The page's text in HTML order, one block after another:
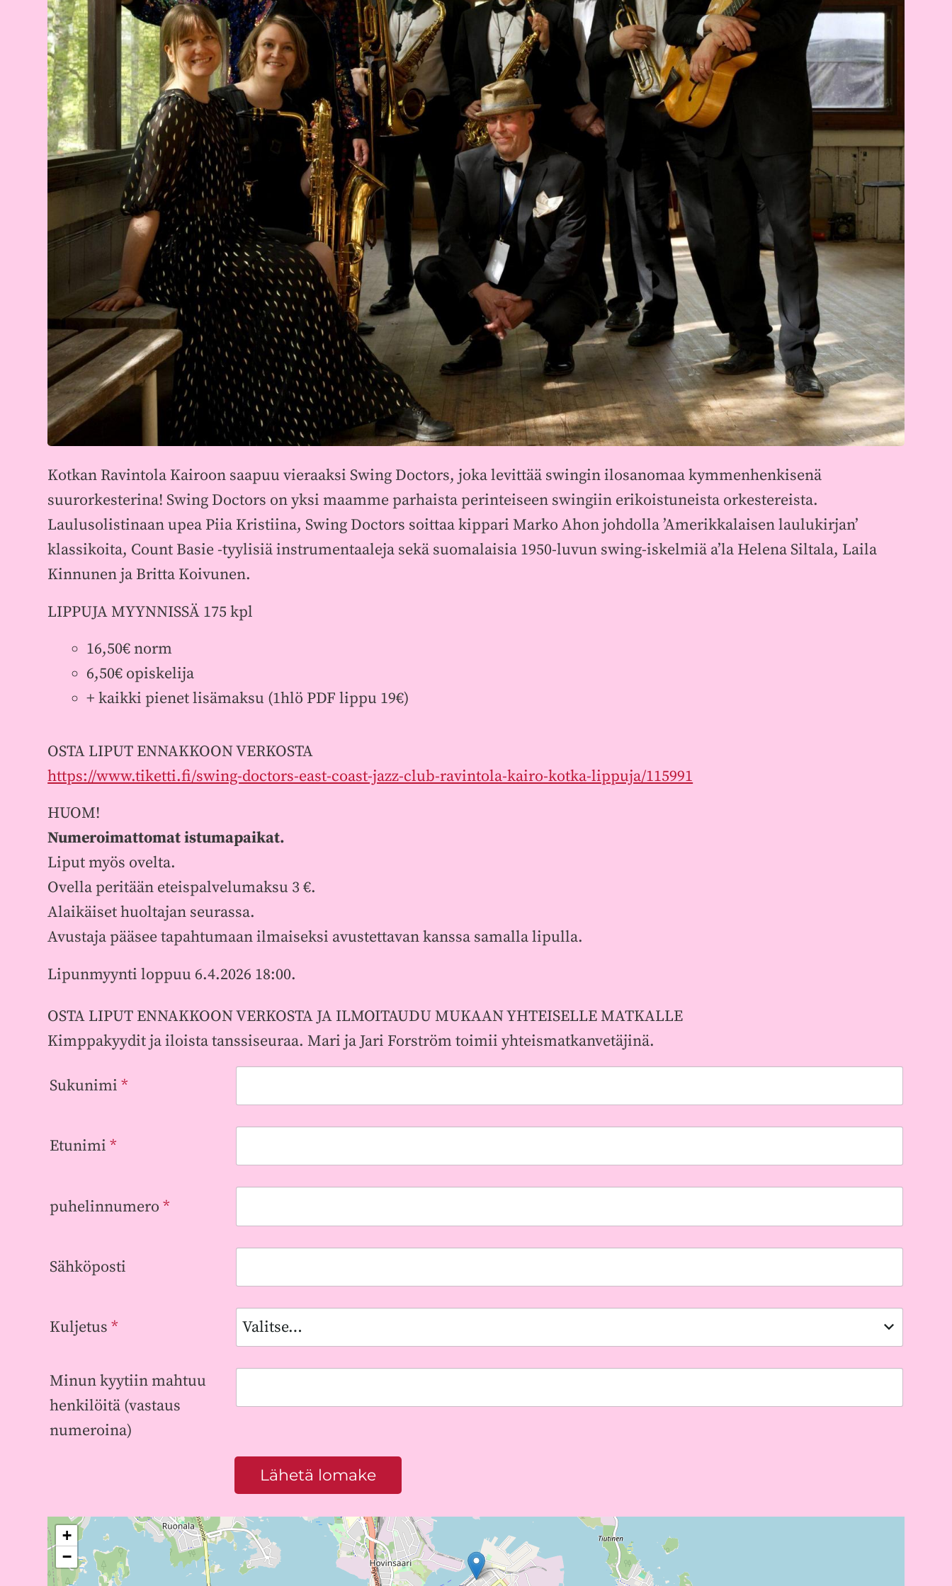
Kotkan Ravintola Kairoon saapuu vieraaksi Swing Doctors, joka levittää swingin ilosanomaa kymmenhenkisenä
suurorkesterina! Swing Doctors on yksi maamme parhaista perinteiseen swingiin erikoistuneista orkestereista.
Laulusolistinaan upea Piia Kristiina, Swing Doctors soittaa kippari Marko Ahon johdolla ’Amerikkalaisen laulukirjan’
klassikoita, Count Basie -tyylisiä instrumentaaleja sekä suomalaisia 1950-luvun swing-iskelmiä a’la Helena Siltala, Laila
Kinnunen ja Britta Koivunen.
LIPPUJA MYYNNISSÄ 175 kpl
16,50€ norm
6,50€ opiskelija
+ kaikki pienet lisämaksu (1hlö PDF lippu 19€)
OSTA LIPUT ENNAKKOON VERKOSTA
https://www.tiketti.fi/swing-doctors-east-coast-jazz-club-ravintola-kairo-kotka-lippuja/115991
HUOM!
Numeroimattomat istumapaikat.
Liput myös ovelta.
Ovella peritään eteispalvelumaksu 3 €.
Alaikäiset huoltajan seurassa.
Avustaja pääsee tapahtumaan ilmaiseksi avustettavan kanssa samalla lipulla.
Lipunmyynti loppuu 6.4.2026 18:00.
OSTA LIPUT ENNAKKOON VERKOSTA JA ILMOITAUDU MUKAAN YHTEISELLE MATKALLE
Kimppakyydit ja iloista tanssiseuraa. Mari ja Jari Forström toimii yhteismatkanvetäjinä.
Sukunimi *
Etunimi *
puhelinnumero *
Sähköposti
Kuljetus *
Minun kyytiin mahtuu
henkilöitä (vastaus
numeroina)
Lähetä lomake
+
−